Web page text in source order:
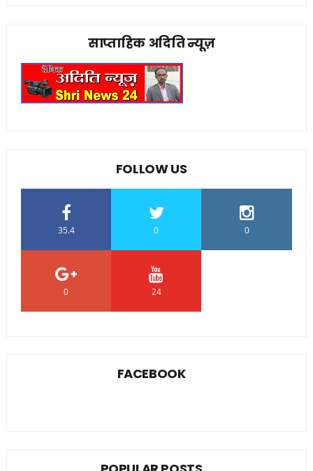
साप्ताहिक अदिति न्यूज़
FOLLOW US
35.4 0 0
0 24
FACEBOOK